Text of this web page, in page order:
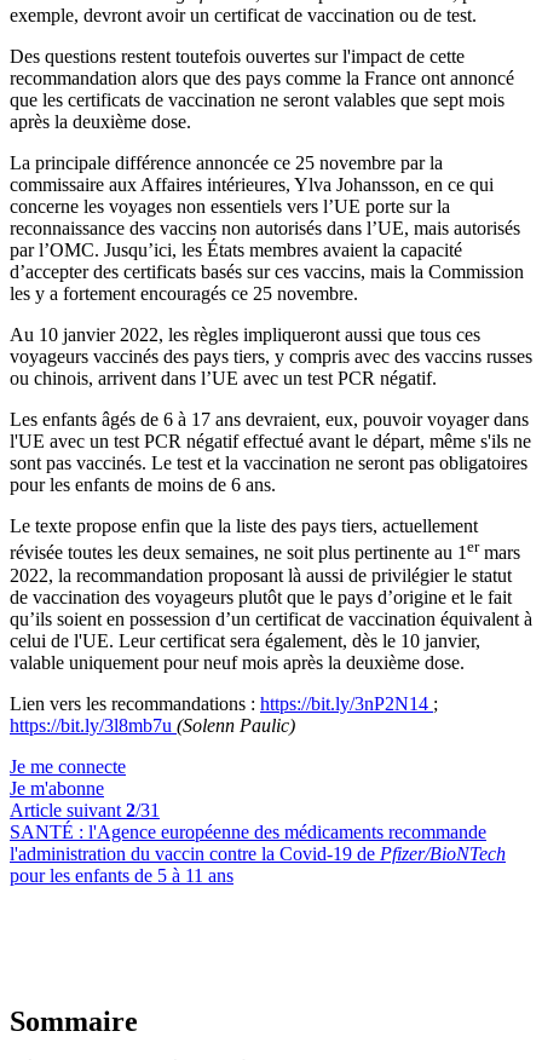
exemple, devront avoir un certificat de vaccination ou de test.
Des questions restent toutefois ouvertes sur l'impact de cette
recommandation alors que des pays comme la France ont annoncé
que les certificats de vaccination ne seront valables que sept mois
après la deuxième dose.
La principale différence annoncée ce 25 novembre par la
commissaire aux Affaires intérieures, Ylva Johansson, en ce qui
concerne les voyages non essentiels vers l’UE porte sur la
reconnaissance des vaccins non autorisés dans l’UE, mais autorisés
par l’OMC. Jusqu’ici, les États membres avaient la capacité
d’accepter des certificats basés sur ces vaccins, mais la Commission
les y a fortement encouragés ce 25 novembre.
Au 10 janvier 2022, les règles impliqueront aussi que tous ces
voyageurs vaccinés des pays tiers, y compris avec des vaccins russes
ou chinois, arrivent dans l’UE avec un test PCR négatif.
Les enfants âgés de 6 à 17 ans devraient, eux, pouvoir voyager dans
l'UE avec un test PCR négatif effectué avant le départ, même s'ils ne
sont pas vaccinés. Le test et la vaccination ne seront pas obligatoires
pour les enfants de moins de 6 ans.
Le texte propose enfin que la liste des pays tiers, actuellement
révisée toutes les deux semaines, ne soit plus pertinente au 1ermars
2022, la recommandation proposant là aussi de privilégier le statut
de vaccination des voyageurs plutôt que le pays d’origine et le fait
qu’ils soient en possession d’un certificat de vaccination équivalent à
celui de l'UE. Leur certificat sera également, dès le 10 janvier,
valable uniquement pour neuf mois après la deuxième dose.
Lien vers les recommandations : https://bit.ly/3nP2N14 ;
https://bit.ly/3l8mb7u (Solenn Paulic)
Je me connecte
Je m'abonne
Article suivant 2/31
SANTÉ : l'Agence européenne des médicaments recommande
l'administration du vaccin contre la Covid-19 de Pfizer/BioNTech
pour les enfants de 5 à 11 ans
Sommaire